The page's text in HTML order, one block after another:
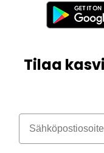
Tilaa